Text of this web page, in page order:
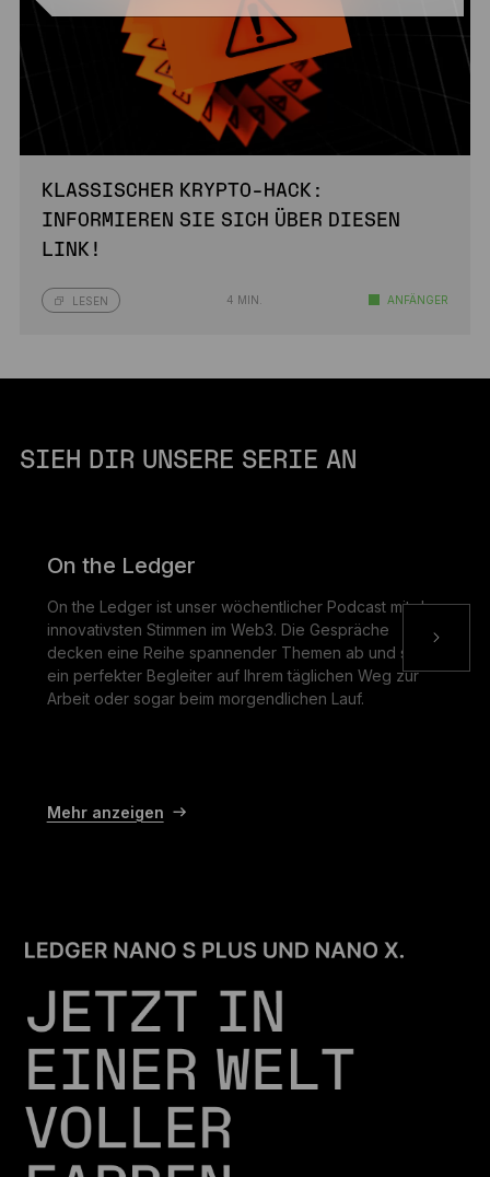
KLASSISCHER KRYPTO-HACK:
INFORMIEREN SIE SICH ÜBER DIESEN
LINK!
LESEN 4 MIN. ANFÄNGER
SIEH DIR UNSERE SERIE AN
On the Ledger
On the Ledger ist unser wöchentlicher Podcast mit den
innovativsten Stimmen im Web3. Die Gespräche
decken eine Reihe spannender Themen ab und sind
ein perfekter Begleiter auf Ihrem täglichen Weg zur
Arbeit oder sogar beim morgendlichen Lauf.
Mehr anzeigen